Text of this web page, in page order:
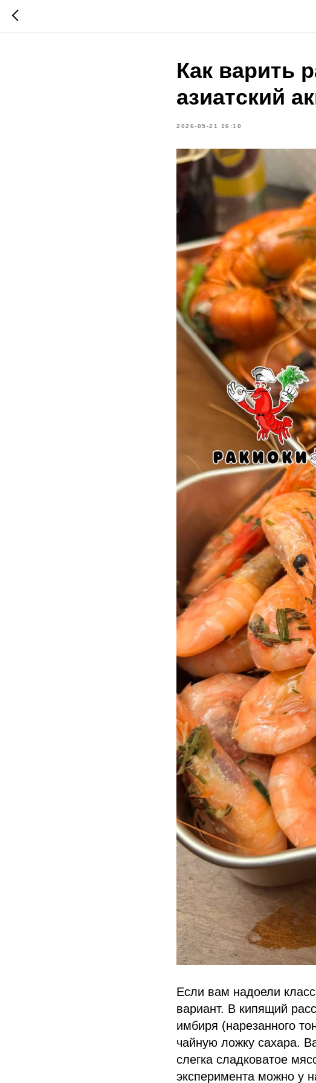
Как варить
азиатский
2026-05-21 16:10
Если вам надоели
вариант. В кипящий
имбиря (нарезанного
чайную ложку сахара.
слегка сладковатое
эксперимента можно у